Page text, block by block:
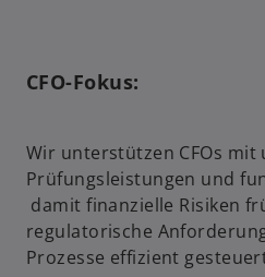
CFO-Fokus:
Wir unterstützen CFOs mit
Prüfungsleistungen und
damit finanzielle Risiken
regulatorische
Prozesse effizient